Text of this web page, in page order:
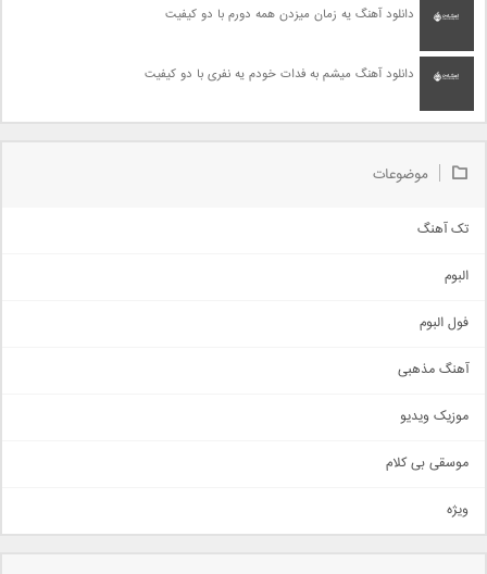
دانلود آهنگ یه زمان میزدن همه دورم با دو کیفیت
دانلود آهنگ میشم به فدات خودم یه نفری با دو کیفیت
موضوعات
تک آهنگ
اجتماعی
حماسی
سنتی
اهنگ بندرعباسی
دمو
مذهبی
البوم
فول البوم
آهنگ مذهبی
موزیک ویدیو
موسقی بی کلام
ویژه